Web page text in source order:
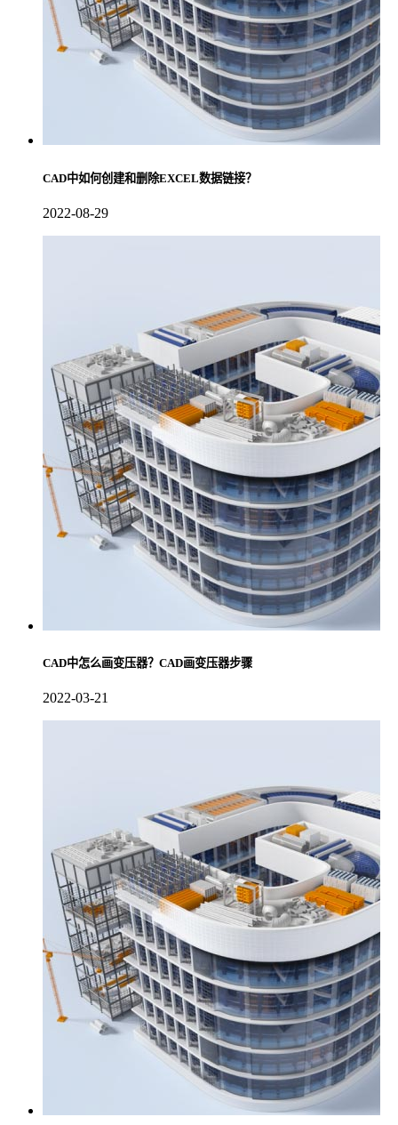
CAD中如何创建和删除EXCEL数据链接？
2022-08-29
CAD中怎么画变压器？CAD画变压器步骤
2022-03-21